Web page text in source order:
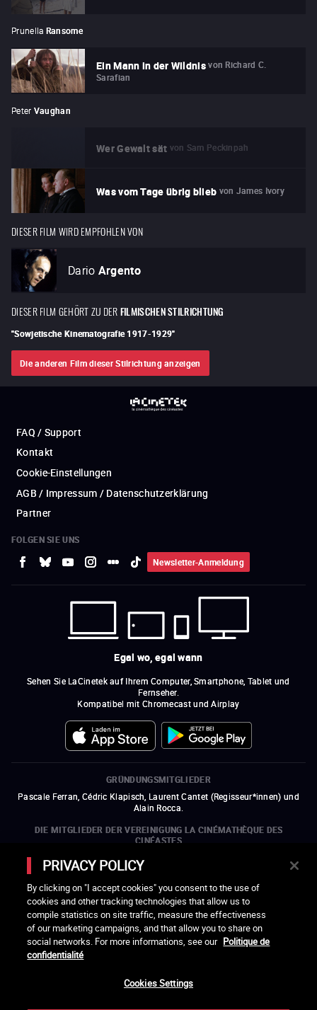
Prunella Ransome
Ein Mann in der Wildnis von Richard C.
Sarafian
Peter Vaughan
Wer Gewalt sät von Sam Peckinpah
Was vom Tage übrig blieb von James Ivory
DIESER FILM WIRD EMPFOHLEN VON
Dario Argento
DIESER FILM GEHÖRT ZU DERFILMISCHEN STILRICHTUNG
"Sowjetische Kinematografie 1917-1929"
Die anderen Film dieser Stilrichtung anzeigen
FAQ / Support
Kontakt
Cookie-Einstellungen
AGB / Impressum / Datenschutzerklärung
Partner
FOLGEN SIE UNS
Newsletter-Anmeldung
Egal wo, egal wann
Sehen Sie LaCinetek auf Ihrem Computer, Smartphone, Tablet und
Fernseher.
Kompatibel mit Chromecast und Airplay
GRÜNDUNGSMITGLIEDER
Pascale Ferran, Cédric Klapisch, Laurent Cantet (Regisseur*innen) und
Alain Rocca.
DIE MITGLIEDER DER VEREINIGUNG LA CINÉMATHÈQUE DES
CINÉASTES
Olivier Assayas, Bertrand Bonello, Michel Hazanavicius (Repräsentant der
ARP), Rebecca Zlotowski und Mikael Buch (Repräsentant der SRF)
DIE MITGLIEDSORGANISATIONEN DER VEREINIGUNG LA
CINÉMATHÈQUE DES CINÉASTES
PRIVACY POLICY
By clicking on "I accept cookies" you consent to the use of
cookies and other tracking technologies that allow us to
compile statistics on site traffic, measure the effectiveness
of our marketing campaigns, and that allow you to share on
social networks. For more informations, see our Politique de
confidentialité
Cookies Settings